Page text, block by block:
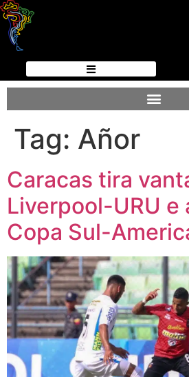
Tag: Añor
Caracas tira
Liverpool-URU e
Copa Sul-